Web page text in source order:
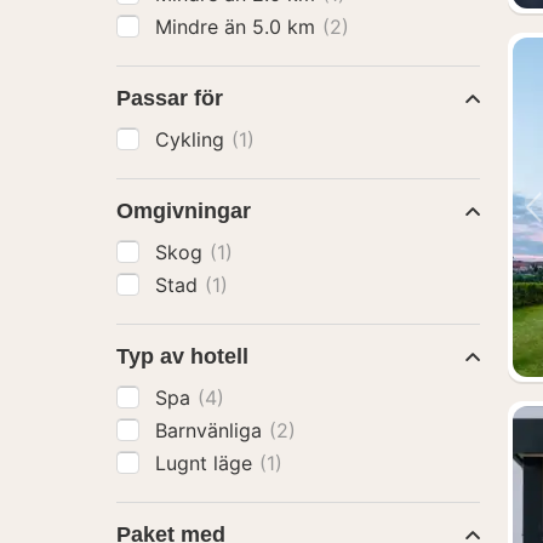
Mindre än 5.0 km (2)
Passar för
Cykling (1)
Omgivningar
Skog (1)
Stad (1)
Typ av hotell
Spa (4)
Barnvänliga (2)
Lugnt läge (1)
Paket med